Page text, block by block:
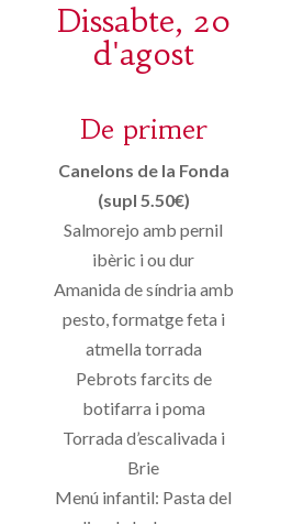
Dissabte, 20
d'agost
De primer
Canelons de la Fonda
(supl 5.50€)
Salmorejo amb pernil
ibèric i ou dur
Amanida de síndria amb
pesto, formatge feta i
atmella torrada
Pebrots farcits de
botifarra i poma
Torrada d’escalivada i
Brie
Menú infantil: Pasta del